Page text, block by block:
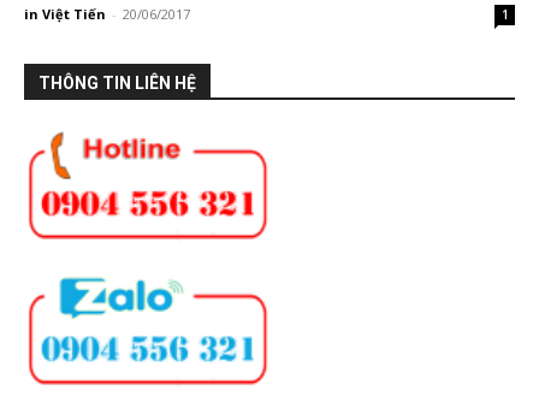
in Việt Tiến - 20/06/2017 1
THÔNG TIN LIÊN HỆ